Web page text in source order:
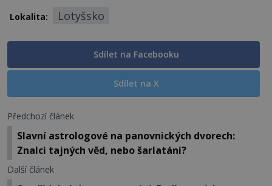
Lokalita: Lotyšsko
Sdílet na Facebooku
Sdílet na X
Předchozí článek
Slavní astrologové na panovnických dvorech:
Znalci tajných věd, nebo šarlatáni?
Další článek